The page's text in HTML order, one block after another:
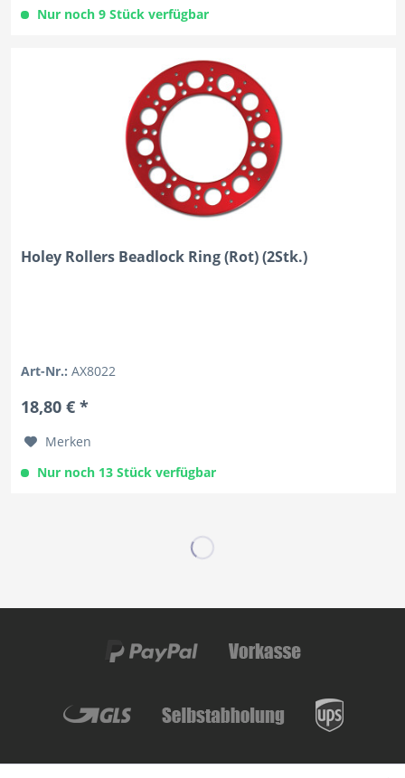
Nur noch 9 Stück verfügbar
Holey Rollers Beadlock Ring (Rot) (2Stk.)
Art-Nr.:AX8022
18,80 € *
Merken
Nur noch 13 Stück verfügbar